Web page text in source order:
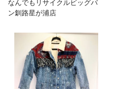
なんでもリサイクルビッグバ
ン釧路星が浦店